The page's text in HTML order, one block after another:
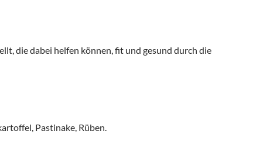
die dabei helfen können, fit und gesund durch die
Pastinake, Rüben.